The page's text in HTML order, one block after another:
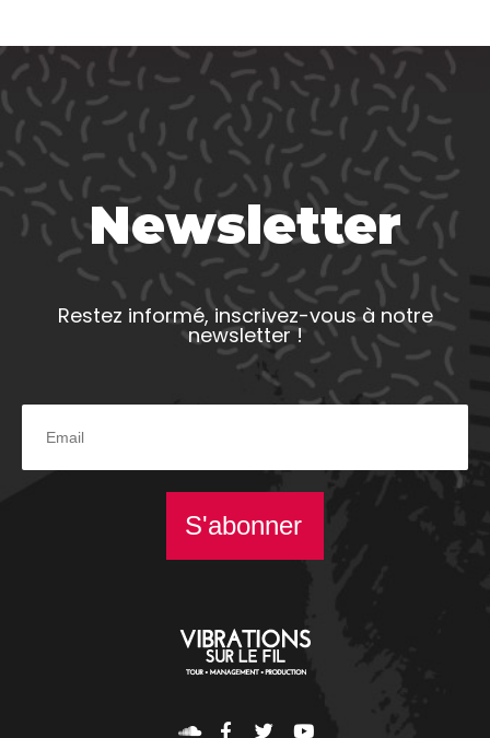
Newsletter
Restez informé, inscrivez-vous à notre
newsletter !
S'abonner